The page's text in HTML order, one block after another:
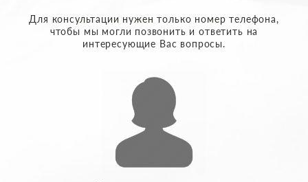
Для консультации нужен только номер телефона,
чтобы мы могли позвонить и ответить на
интересующие Вас вопросы.